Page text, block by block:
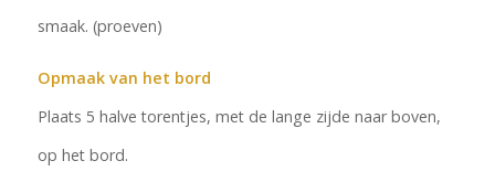
smaak. (proeven)
Opmaak van het bord
Plaats 5 halve torentjes, met de lange zijde naar boven,
op het bord.